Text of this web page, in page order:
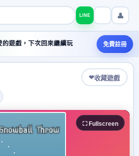
LINE 👤
遊戲，下次回來繼續玩 免費註冊
❤收藏遊戲
⛶ Fullscreen